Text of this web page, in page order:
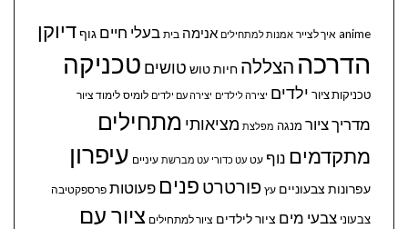
anime איך לצייר אמנות למתחילים אנימה בית בעלי חיים גוףדיוקן
הדרכה הצללה חיותטוש טושים טכניקה
טכניקות ציור ילדים יצירה לילדים יצירה עם ילדים לומיס לימוד ציור
מדריך ציור מנגה מפלצת מציאותי מתחילים
מתקדמים נוף עט עט כדורי עט מברשת עיניים עיפרון
עפרונות צבעוניים עץ פורטרט פנים פעוטות פרספקטיבה
צבעוני צבעי מים ציור לילדים ציור למתחילים ציור עם